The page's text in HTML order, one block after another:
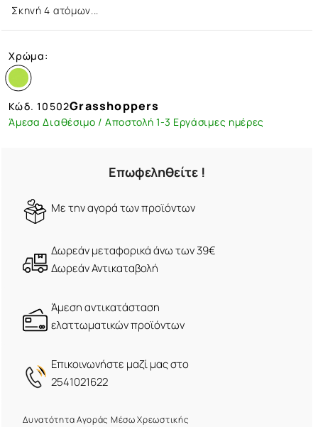
Σκηνή 4 ατόμων...
Χρώμα:
Κώδ.10502Grasshoppers
Άμεσα Διαθέσιμο / Αποστολή 1-3 Εργάσιμες ημέρες
Επωφεληθείτε !
Mε την αγορά των προϊόντων
Δωρεάν μεταφορικά άνω των 39€
Δωρεάν Αντικαταβολή
Άμεση αντικατάσταση
ελαττωματικών προϊόντων
Eπικοινωνήστε μαζί μας στο
2541021622
Δυνατότητα Αγοράς Μέσω Χρεωστικής